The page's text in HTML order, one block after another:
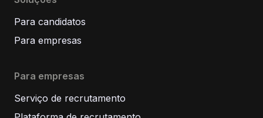
Para candidatos
Para empresas
Para empresas
Serviço de recrutamento